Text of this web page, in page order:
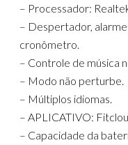
– Processador:
– Despertador,
cronômetro.
– Controle de música
– Modo não perturbe.
– Múltiplos idiomas.
– APLICATIVO:
– Capacidade da